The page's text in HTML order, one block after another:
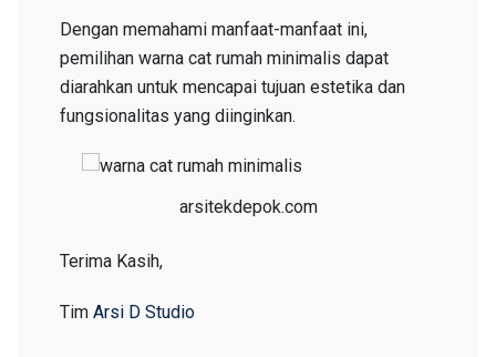
Dengan memahami manfaat-manfaat ini,
pemilihan warna cat rumah minimalis dapat
diarahkan untuk mencapai tujuan estetika dan
fungsionalitas yang diinginkan.
arsitekdepok.com
Terima Kasih,
Tim Arsi D Studio